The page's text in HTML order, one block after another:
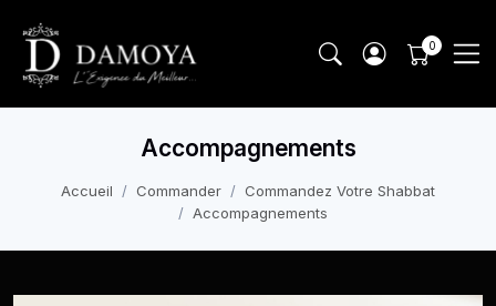
Accompagnements
Accueil Commander
Commandez Votre Shabbat
Accompagnements